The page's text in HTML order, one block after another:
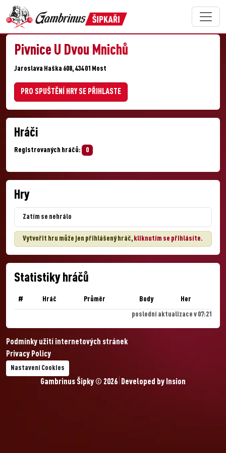
Pivnice U Dvou Mnichů
Jaroslava Haška 608, 434 01 Most
PRO SPUŠTĚNÍ HRY SE PŘIHLASTE
Hráči
Registrovaných hráčů: 0
Hry
Zatím se nehrálo
Vytvořit hru může jen přihlášený hráč, kliknutím se přihlásíte.
Statistiky hráčů
# Hráč Průměr Body Her
poslední aktualizace v 07:21
Podmínky užití internetových stránek
Privacy Policy
Nastavení Cookies
Gambrinus Šipky © 2026 Developed by Insion